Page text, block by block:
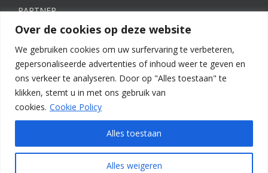
Over de cookies op deze website
We gebruiken cookies om uw surfervaring te verbeteren,
gepersonaliseerde advertenties of inhoud weer te geven en
ons verkeer te analyseren. Door op "Alles toestaan" te
klikken, stemt u in met ons gebruik van
cookies. Cookie Policy
Alles weigeren
Alles toestaan
PARTNER
Copyright © 2022 FEGC-FABA | All Rights Reserved |